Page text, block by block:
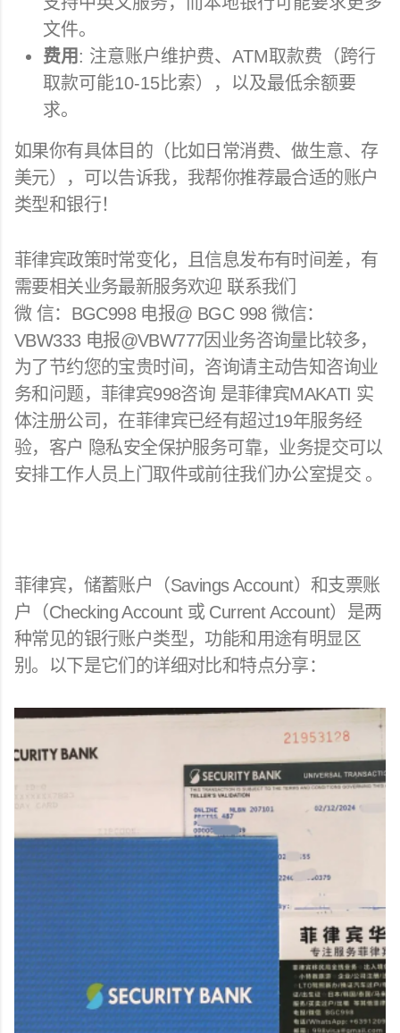
文件。
费用: 注意账户维护费、ATM取款费（跨行
取款可能10-15比索），以及最低余额要
求。
如果你有具体目的（比如日常消费、做生意、存
美元），可以告诉我，我帮你推荐最合适的账户
类型和银行！
菲律宾政策时常变化，且信息发布有时间差，有
需要相关业务最新服务欢迎 联系我们
微 信：BGC998 电报@ BGC 998 微信：
VBW333 电报@VBW777因业务咨询量比较多，
为了节约您的宝贵时间，咨询请主动告知咨询业
务和问题，菲律宾998咨询 是菲律宾MAKATI 实
体注册公司，在菲律宾已经有超过19年服务经
验，客户 隐私安全保护服务可靠，业务提交可以
安排工作人员上门取件或前往我们办公室提交 。
菲律宾，储蓄账户（Savings Account）和支票账
户（Checking Account 或 Current Account）是两
种常见的银行账户类型，功能和用途有明显区
别。以下是它们的详细对比和特点分享：